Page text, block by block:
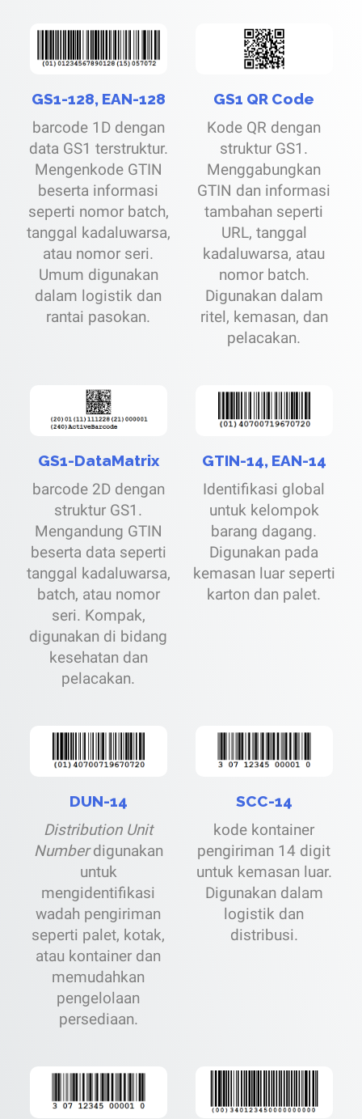
GS1-128, EAN-128
barcode 1D dengan
data GS1 terstruktur.
Mengenkode GTIN
beserta informasi
seperti nomor batch,
tanggal kadaluwarsa,
atau nomor seri.
Umum digunakan
dalam logistik dan
rantai pasokan.
GS1 QR Code
Kode QR dengan
struktur GS1.
Menggabungkan
GTIN dan informasi
tambahan seperti
URL, tanggal
kadaluwarsa, atau
nomor batch.
Digunakan dalam
ritel, kemasan, dan
pelacakan.
GS1-DataMatrix
barcode 2D dengan
struktur GS1.
Mengandung GTIN
beserta data seperti
tanggal kadaluwarsa,
batch, atau nomor
seri. Kompak,
digunakan di bidang
kesehatan dan
pelacakan.
GTIN-14, EAN-14
Identifikasi global
untuk kelompok
barang dagang.
Digunakan pada
kemasan luar seperti
karton dan palet.
DUN-14
Distribution Unit
Numberdigunakan
untuk
mengidentifikasi
wadah pengiriman
seperti palet, kotak,
atau kontainer dan
memudahkan
pengelolaan
persediaan.
SCC-14
kode kontainer
pengiriman 14 digit
untuk kemasan luar.
Digunakan dalam
logistik dan
distribusi.